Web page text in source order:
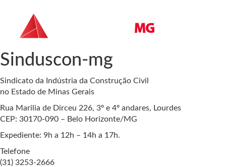
Sinduscon-mg
Sindicato da Indústria da Construção Civil
no Estado de Minas Gerais
Rua Marilia de Dirceu 226, 3º e 4º andares, Lourdes
CEP: 30170-090 – Belo Horizonte/MG
Expediente: 9h a 12h – 14h a 17h.
Telefone
(31) 3253-2666